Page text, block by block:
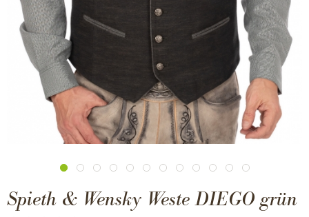
Spieth & Wensky Weste DIEGO grün